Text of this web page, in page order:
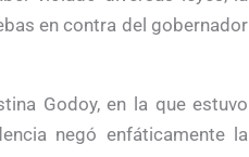
en contra del gobernador
Godoy, en la que estuvo
negó enfáticamente la